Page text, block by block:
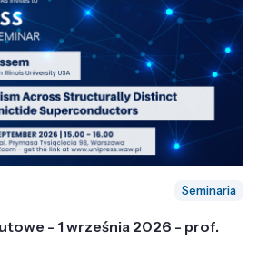
Seminaria
- 1 września 2026 - prof.